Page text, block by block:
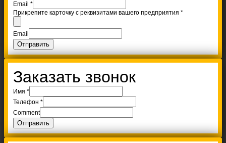
Email *
Прикрепите карточку с реквизитами вашего предприятия *
Email
Отправить
Заказать звонок
Имя *
Телефон *
Comment
Отправить